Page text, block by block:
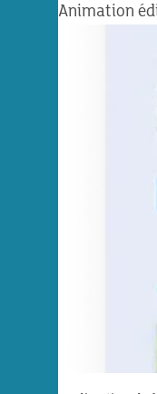
Animation